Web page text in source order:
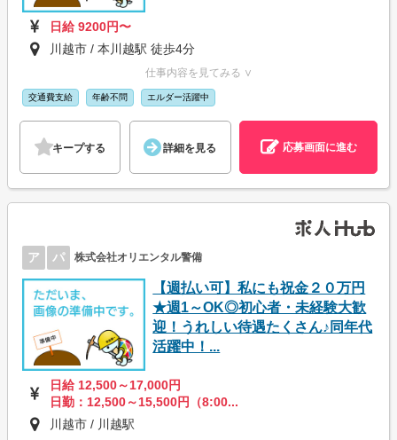
日給 9200円〜
川越市 / 本川越駅 徒歩4分
仕事内容を見てみる ∨
交通費支給 年齢不問 エルダー活躍中
キープする 詳細を見る 応募画面に進む
ア パ 株式会社オリエンタル警備
【週払い可】私にも祝金２０万円
★週1～OK◎初心者・未経験大歓
迎！うれしい待遇たくさん♪同年代
活躍中！...
日給 12,500～17,000円
日勤：12,500～15,500円（8:00...
川越市 / 川越駅